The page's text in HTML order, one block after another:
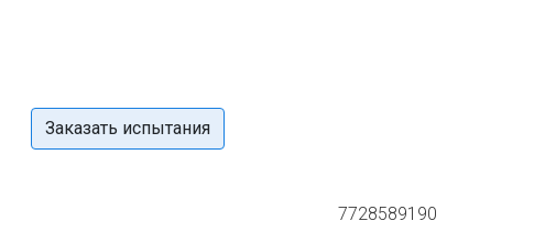
Заказать испытания
7728589190